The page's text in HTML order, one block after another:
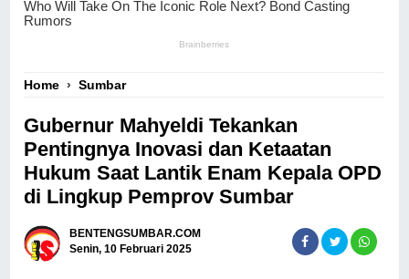
Home ›Sumbar
Gubernur Mahyeldi Tekankan
Pentingnya Inovasi dan Ketaatan
Hukum Saat Lantik Enam Kepala OPD
di Lingkup Pemprov Sumbar
BENTENGSUMBAR.COM
Senin, 10 Februari 2025